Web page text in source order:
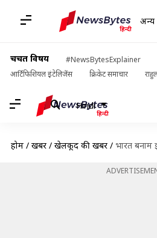
अन्य
चर्चित विषय #NewsBytesExplainer
आर्टिफिशियल इंटेलिजेंस
क्रिकेट समाचार
Hindi
होम / खबरें / खेलकूद की खबरें / भारत बनाम इंग्लैंड: